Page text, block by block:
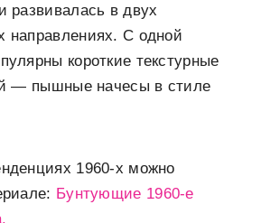
развивалась в двух
направлениях. С одной
короткие текстурные
— пышные начесы в стиле
1960-х можно
Бунтующие 1960-е